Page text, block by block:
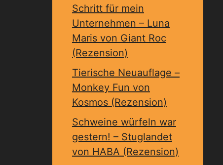
Schritt für mein
Unternehmen – Luna
Maris von Giant Roc
(Rezension)
Tierische Neuauflage –
Monkey Fun von
Kosmos (Rezension)
Schweine würfeln war
gestern! – Stuglandet
von HABA (Rezension)